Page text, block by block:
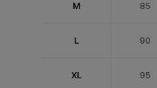
M 85
L 90
XL 95